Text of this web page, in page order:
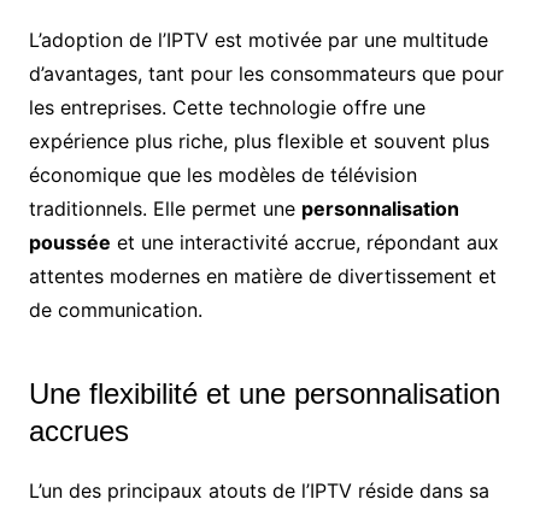
L’adoption de l’IPTV est motivée par une multitude
d’avantages, tant pour les consommateurs que pour
les entreprises. Cette technologie offre une
expérience plus riche, plus flexible et souvent plus
économique que les modèles de télévision
traditionnels. Elle permet une personnalisation
poussée et une interactivité accrue, répondant aux
attentes modernes en matière de divertissement et
de communication.
Une flexibilité et une personnalisation
accrues
L’un des principaux atouts de l’IPTV réside dans sa